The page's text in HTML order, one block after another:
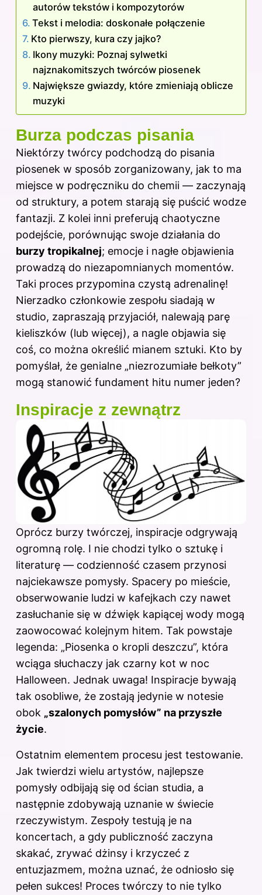
autorów tekstów i kompozytorów
Tekst i melodia: doskonałe połączenie
Kto pierwszy, kura czy jajko?
Ikony muzyki: Poznaj sylwetki
najznakomitszych twórców piosenek
Największe gwiazdy, które zmieniają oblicze
muzyki
Burza podczas pisania
Niektórzy twórcy podchodzą do pisania
piosenek w sposób zorganizowany, jak to ma
miejsce w podręczniku do chemii — zaczynają
od struktury, a potem starają się puścić wodze
fantazji. Z kolei inni preferują chaotyczne
podejście, porównując swoje działania do
burzy tropikalnej; emocje i nagłe objawienia
prowadzą do niezapomnianych momentów.
Taki proces przypomina czystą adrenalinę!
Nierzadko członkowie zespołu siadają w
studio, zapraszają przyjaciół, nalewają parę
kieliszków (lub więcej), a nagle objawia się
coś, co można określić mianem sztuki. Kto by
pomyślał, że genialne „niezrozumiałe bełkoty”
mogą stanowić fundament hitu numer jeden?
Inspiracje z zewnątrz
Oprócz burzy twórczej, inspiracje odgrywają
ogromną rolę. I nie chodzi tylko o sztukę i
literaturę — codzienność czasem przynosi
najciekawsze pomysły. Spacery po mieście,
obserwowanie ludzi w kafejkach czy nawet
zasłuchanie się w dźwięk kapiącej wody mogą
zaowocować kolejnym hitem. Tak powstaje
legenda: „Piosenka o kropli deszczu”, która
wciąga słuchaczy jak czarny kot w noc
Halloween. Jednak uwaga! Inspiracje bywają
tak osobliwe, że zostają jedynie w notesie
obok „szalonych pomysłów” na przyszłe
życie.
Ostatnim elementem procesu jest testowanie.
Jak twierdzi wielu artystów, najlepsze
pomysły odbijają się od ścian studia, a
następnie zdobywają uznanie w świecie
rzeczywistym. Zespoły testują je na
koncertach, a gdy publiczność zaczyna
skakać, zrywać dżinsy i krzyczeć z
entuzjazmem, można uznać, że odniosło się
pełen sukces! Proces twórczy to nie tylko